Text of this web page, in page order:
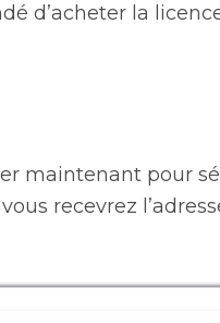
d’acheter la
maintenant pour
recevrez